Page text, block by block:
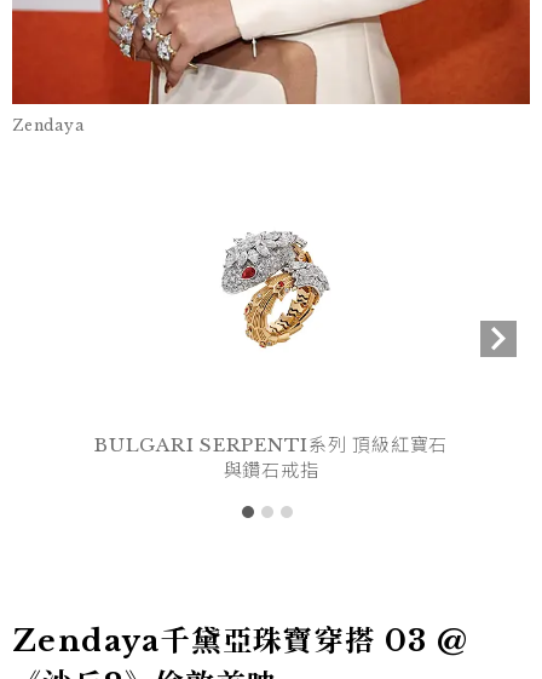
Zendaya
BULGARI SERPENTI系列 頂級紅寶石
與鑽石戒指
Zendaya千黛亞珠寶穿搭 03 @